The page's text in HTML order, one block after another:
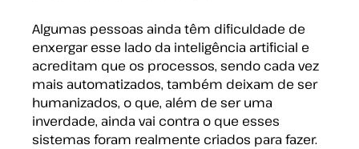
Algumas pessoas ainda têm dificuldade de
enxergar esse lado da inteligência artificial e
acreditam que os processos, sendo cada vez
mais automatizados, também deixam de ser
humanizados, o que, além de ser uma
inverdade, ainda vai contra o que esses
sistemas foram realmente criados para fazer.